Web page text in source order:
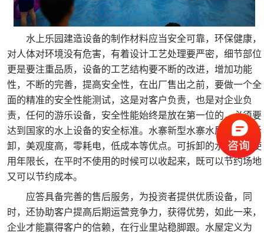
水上乐园建造设备的制作材料应当安全可靠，环保健康，
对人体对环境没有危害，有着设计工艺处理要严密，细节部位
更是要注重品质，设备的工艺结构要不断的改进，增加功能
性，不断的完善，提高安全性，在出厂售出之前，要做一个全
面的精准的安全性能测试，这是对客户负责，也是对企业负
责，任何的游乐设备，安全性能始终是放在第一位的，必须要
达到国家的水上设备的安全标准。水寨新型水寨水屋具有可拆
卸，美观度高，零耗电，低成本等优点。可拆卸的水寨水屋使
用年限长，在平时不使用的时候可以收起来，既可以节约场地
又可以节约成本。
应答具备完善的售后服务，为投资者提供优质设备，同
时，还协助客户提高后期运营竞争力，获得优势，如此一来，
企业才能赢得客户的信赖，在行业里站稳脚跟。水屋定义为